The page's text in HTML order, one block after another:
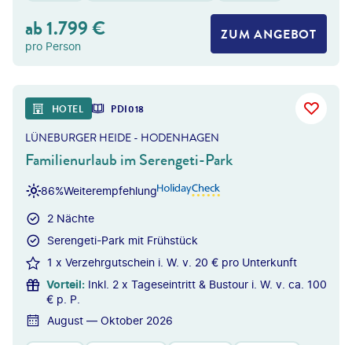
ab1.799€
pro Person
ZUM ANGEBOT
HOTEL PDI018
LÜNEBURGER HEIDE - HODENHAGEN
Familienurlaub im Serengeti-Park
Weiterempfehlung
86%
2 Nächte
Serengeti-Park mit Frühstück
1 x Verzehrgutschein i. W. v. 20 € pro Unterkunft
Vorteil: Inkl. 2 x Tageseintritt & Bustour i. W. v. ca. 100
€ p. P.
August — Oktober 2026